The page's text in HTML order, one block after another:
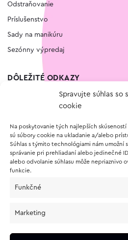
Spravujte súhlas so
cookie
Na poskytovanie tých najlepších
sú súbory cookie na ukladanie a/alebo
Súhlas s týmito technológiami nám umožní
správanie pri prehliadaní alebo jedinečné
alebo odvolanie súhlasu môže nepriaznivo
funkcie.
Funkčné
Marketing
Odstraňovanie
Príslušenstvo
Sady na manikúru
Sezónny výpredaj
DÔLEŽITÉ ODKAZY
Vernostný program
O NÁKUPE
Vrátenie a reklamácia tovaru